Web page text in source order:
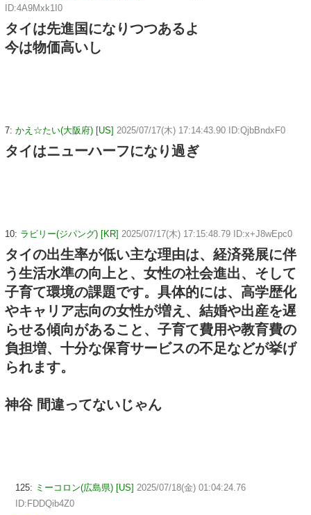
ID:4A9Mxk1I0
タイは先進国になりつつあるよ
今は物価高いし
7: かえ☆たい(大阪府) [US] 2025/07/17(木) 17:14:43.90 ID:QjbBndxF0
タイはニューハーフになり過ぎ
10: ラビリー(ジパング) [KR] 2025/07/17(木) 17:15:48.79 ID:x+J8wEpc0
タイの出生率が低い主な理由は、経済発展に伴
う生活水準の向上と、女性の社会進出、そして
子育て環境の課題です。具体的には、高学歴化
やキャリア志向の女性が増え、結婚や出産を遅
らせる傾向があること、子育て費用や教育費の
負担増、十分な保育サービスの不足などが挙げ
られます。
神谷 間違ってないじゃん
125: ミーコロン(広島県) [US] 2025/07/18(金) 01:04:24.76
ID:FDDQib4Z0